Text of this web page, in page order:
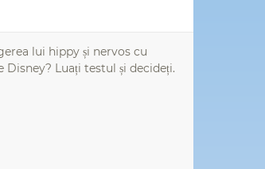
lui hippy și nervos cu
Luați testul și decideți.